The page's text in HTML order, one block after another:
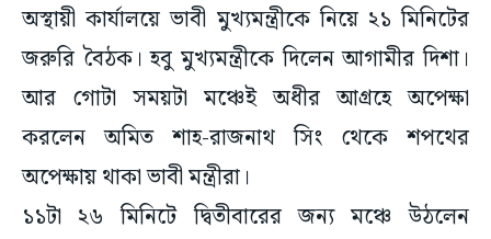
অস্থায়ী কার্যালয়ে ভাবী মুখ্যমন্ত্রীকে নিয়ে ২১ মিনিটের
জরুরি বৈঠক। হবু মুখ্যমন্ত্রীকে দিলেন আগামীর দিশা।
আর গোটা সময়টা মঞ্চেই অধীর আগ্রহে অপেক্ষা
করলেন অমিত শাহ-রাজনাথ সিং থেকে শপথের
অপেক্ষায় থাকা ভাবী মন্ত্রীরা।
১১টা ২৬ মিনিটে দ্বিতীবারের জন্য মঞ্চে উঠলেন